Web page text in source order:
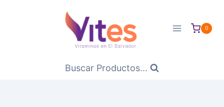
0
Buscar Productos...